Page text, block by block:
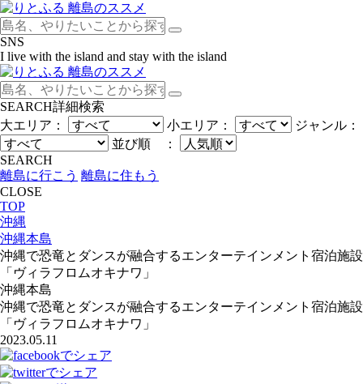
SNS
I live with the island and stay with the island
SEARCH詳細検索
大エリア：
小エリア：
ジャンル：
並び順 ：
SEARCH
離島に行こう 離島に住もう
CLOSE
TOP
沖縄
沖縄本島
沖縄で恐竜とダンスが融合するエンターテインメント宿泊施設
「ヴィラフロムオキナワ」
沖縄本島
沖縄で恐竜とダンスが融合するエンターテインメント宿泊施設
「ヴィラフロムオキナワ」
2023.05.11